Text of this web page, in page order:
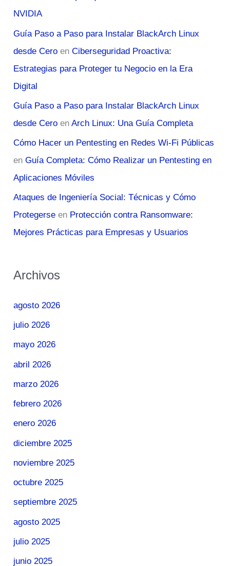
NVIDIA
Guía Paso a Paso para Instalar BlackArch Linux
desde Cero enCiberseguridad Proactiva:
Estrategias para Proteger tu Negocio en la Era
Digital
Guía Paso a Paso para Instalar BlackArch Linux
desde Cero enArch Linux: Una Guía Completa
Cómo Hacer un Pentesting en Redes Wi-Fi Públicas
enGuía Completa: Cómo Realizar un Pentesting en
Aplicaciones Móviles
Ataques de Ingeniería Social: Técnicas y Cómo
Protegerse en Protección contra Ransomware:
Mejores Prácticas para Empresas y Usuarios
Archivos
agosto 2026
julio 2026
mayo 2026
abril 2026
marzo 2026
febrero 2026
enero 2026
diciembre 2025
noviembre 2025
octubre 2025
septiembre 2025
agosto 2025
julio 2025
junio 2025